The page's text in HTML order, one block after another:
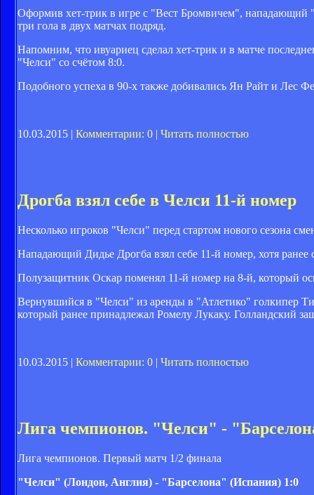
Оформив хет-трик в игре с "Вест Бромвичем", нападающий
три гола в двух матчах подряд.
Напомним, что ивуариец сделал хет-трик и в матче
"Челси" со счётом 8:0.
Подобного успеха в 90-х также добивались Ян Райт и Лес
10.03.2015 | Комментарии: 0 | Читать полностью
Дрогба взял себе в Челси 11-й номер
Несколько игроков "Челси" перед стартом нового сезона
Нападающий Дидье Дрогба взял себе 11-й номер, хотя
Полузащитник Оскар поменял 11-й номер на 8-й, который
Вернувшийся в "Челси" из аренды в "Атлетико" голкипер
который ранее принадлежал Ромелу Лукаку. Голландский
10.03.2015 | Комментарии: 0 | Читать полностью
Лига чемпионов. "Челси" -
Лига чемпионов. Первый матч 1/2 финала
"Челси" (Лондон, Англия) - "Барселона" (Испания) 1:0